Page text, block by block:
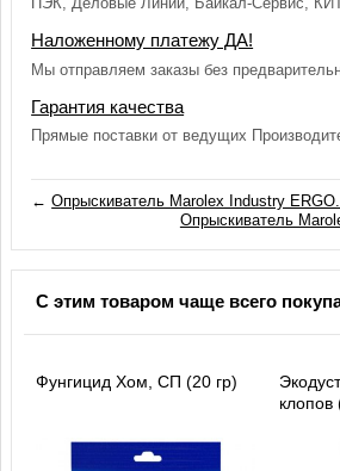
Наложенному платежу ДА!
Мы отправляем заказы без
Гарантия качества
Прямые поставки от ведущих
←Опрыскиватель Marolex Industry
Опрыскиватель
С этим товаром чаще всего
Фунгицид Хом, СП (20 гр)